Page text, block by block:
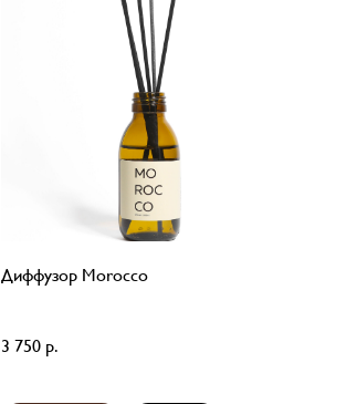
Диффузор Morocco
3 750 р.